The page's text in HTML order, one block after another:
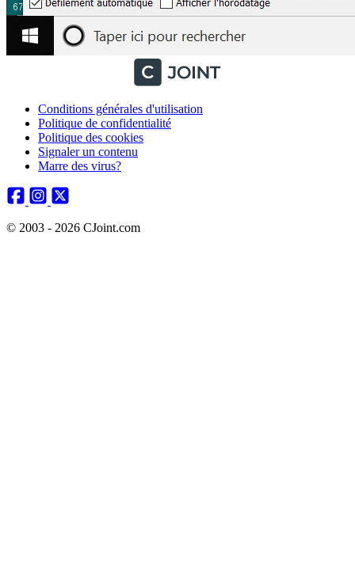
Conditions générales d'utilisation
Politique de confidentialité
Politique des cookies
Signaler un contenu
Marre des virus?
© 2003 - 2026 CJoint.com